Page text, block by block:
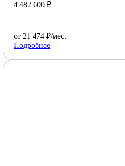
4 482 600 ₽
от 21 474 ₽/мес.
Подробнее